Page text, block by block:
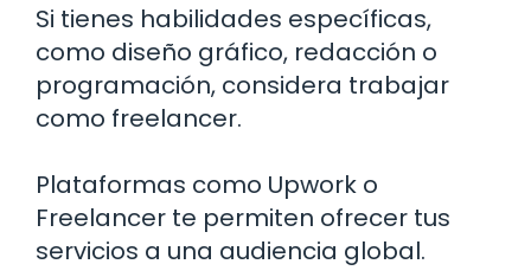
Si tienes habilidades específicas,
como diseño gráfico, redacción o
programación, considera trabajar
como freelancer.
Plataformas como Upwork o
Freelancer te permiten ofrecer tus
servicios a una audiencia global.